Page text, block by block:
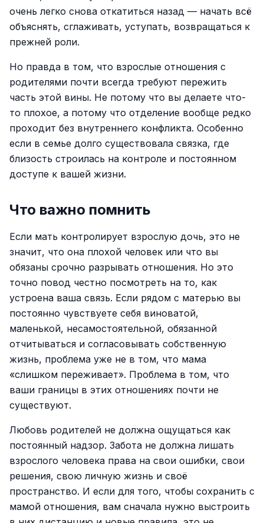
очень легко снова откатиться назад — начать всё
объяснять, сглаживать, уступать, возвращаться к
прежней роли.
Но правда в том, что взрослые отношения с
родителями почти всегда требуют пережить
часть этой вины. Не потому что вы делаете что-
то плохое, а потому что отделение вообще редко
проходит без внутреннего конфликта. Особенно
если в семье долго существовала связка, где
близость строилась на контроле и постоянном
доступе к вашей жизни.
Что важно помнить
Если мать контролирует взрослую дочь, это не
значит, что она плохой человек или что вы
обязаны срочно разрывать отношения. Но это
точно повод честно посмотреть на то, как
устроена ваша связь. Если рядом с матерью вы
постоянно чувствуете себя виноватой,
маленькой, несамостоятельной, обязанной
отчитываться и согласовывать собственную
жизнь, проблема уже не в том, что мама
«слишком переживает». Проблема в том, что
ваши границы в этих отношениях почти не
существуют.
Любовь родителей не должна ощущаться как
постоянный надзор. Забота не должна лишать
взрослого человека права на свои ошибки, свои
решения, свою личную жизнь и своё
пространство. И если для того, чтобы сохранить с
мамой отношения, вам сначала нужно выстроить